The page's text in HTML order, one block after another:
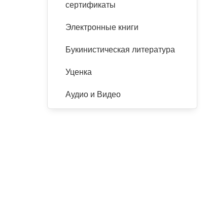
сертификаты
Электронные книги
Букинистическая литература
Уценка
Аудио и Видео